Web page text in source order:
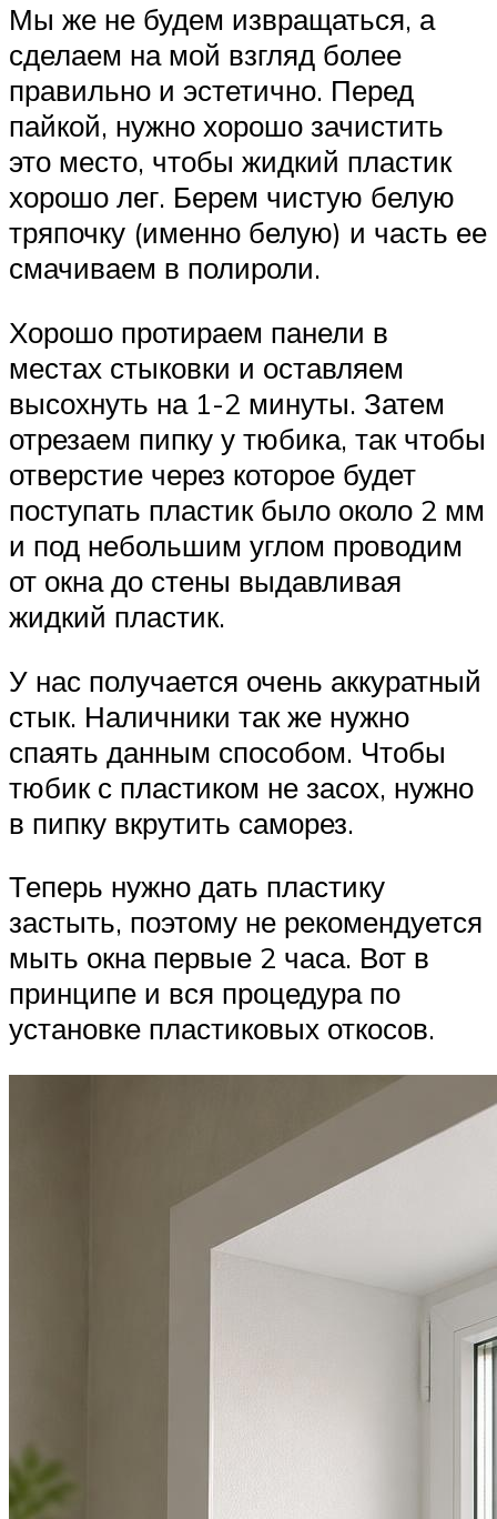
Мы же не будем извращаться, а
сделаем на мой взгляд более
правильно и эстетично. Перед
пайкой, нужно хорошо зачистить
это место, чтобы жидкий пластик
хорошо лег. Берем чистую белую
тряпочку (именно белую) и часть ее
смачиваем в полироли.
Хорошо протираем панели в
местах стыковки и оставляем
высохнуть на 1-2 минуты. Затем
отрезаем пипку у тюбика, так чтобы
отверстие через которое будет
поступать пластик было около 2 мм
и под небольшим углом проводим
от окна до стены выдавливая
жидкий пластик.
У нас получается очень аккуратный
стык. Наличники так же нужно
спаять данным способом. Чтобы
тюбик с пластиком не засох, нужно
в пипку вкрутить саморез.
Теперь нужно дать пластику
застыть, поэтому не рекомендуется
мыть окна первые 2 часа. Вот в
принципе и вся процедура по
установке пластиковых откосов.